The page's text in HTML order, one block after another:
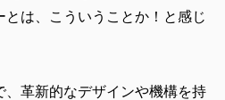
は、こういうことか！と感じ
、革新的なデザインや機構を持